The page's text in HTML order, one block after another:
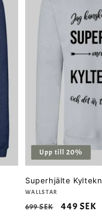
Upp till 20%
Superhjälte
Säljare:
WALLSTAR
Ordinarie
699 SEK 449 SEK